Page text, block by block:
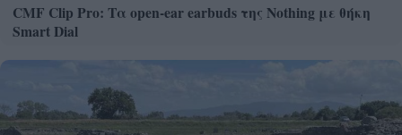
CMF Clip Pro: Τα open-ear earbuds της Nothing με θήκη
Smart Dial